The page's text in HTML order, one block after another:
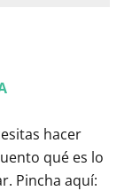
hacer
qué es lo
Pincha aquí: